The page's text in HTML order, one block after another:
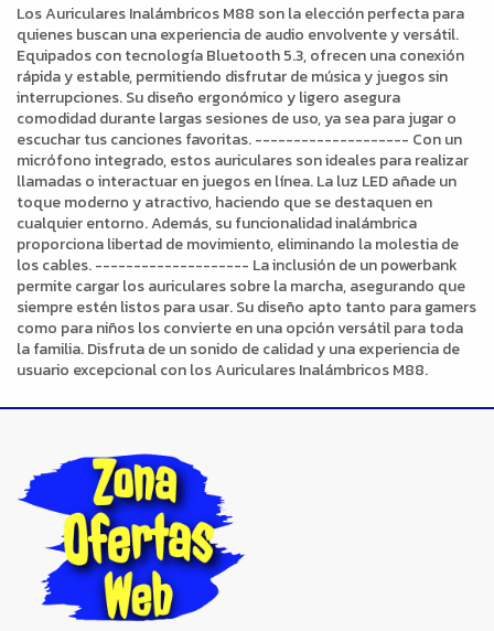
Los Auriculares Inalámbricos M88 son la elección perfecta para
quienes buscan una experiencia de audio envolvente y versátil.
Equipados con tecnología Bluetooth 5.3, ofrecen una conexión
rápida y estable, permitiendo disfrutar de música y juegos sin
interrupciones. Su diseño ergonómico y ligero asegura
comodidad durante largas sesiones de uso, ya sea para jugar o
escuchar tus canciones favoritas. -------------------- Con un
micrófono integrado, estos auriculares son ideales para realizar
llamadas o interactuar en juegos en línea. La luz LED añade un
toque moderno y atractivo, haciendo que se destaquen en
cualquier entorno. Además, su funcionalidad inalámbrica
proporciona libertad de movimiento, eliminando la molestia de
los cables. -------------------- La inclusión de un powerbank
permite cargar los auriculares sobre la marcha, asegurando que
siempre estén listos para usar. Su diseño apto tanto para gamers
como para niños los convierte en una opción versátil para toda
la familia. Disfruta de un sonido de calidad y una experiencia de
usuario excepcional con los Auriculares Inalámbricos M88.